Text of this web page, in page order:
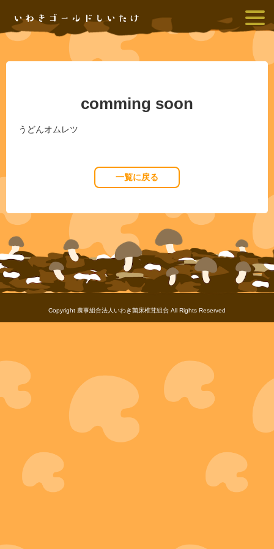
いわきゴールドしいたけ
comming soon
うどんオムレツ
一覧に戻る
Copyright 農事組合法人いわき菌床椎茸組合 All Rights Reserved